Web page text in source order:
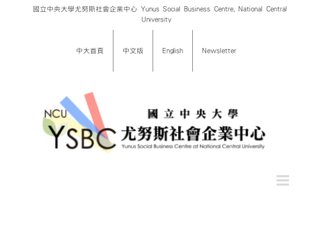
國立中央大學尤努斯社會企業中心 Yunus Social Business Centre, National Central
University
中大首頁 中文版 English Newsletter